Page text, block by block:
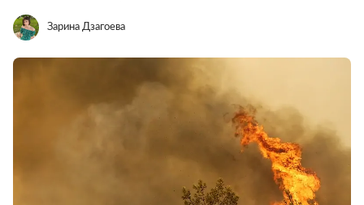
Зарина Дзагоева